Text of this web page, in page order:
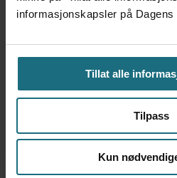
informasjonskapsler på Dagens
Tillat alle
Tilpass
Kun